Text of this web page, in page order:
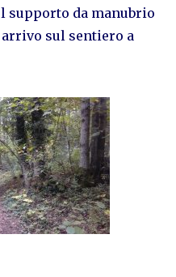
supporto da manubrio
arrivo sul sentiero a